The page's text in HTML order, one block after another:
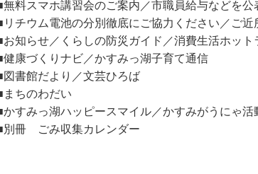
無料スマホ講習会のご案内／市職員給与などを公
リチウム電池の分別徹底にご協力ください／ご
お知らせ／くらしの防災ガイド／消費生活ホット
健康づくりナビ／かすみっ湖子育て通信
図書館だより／文芸ひろば
まちのわだい
かすみっ湖ハッピースマイル／かすみがうにゃ活
別冊 ごみ収集カレンダー